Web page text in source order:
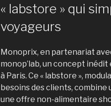
« labstore » qui
voyageurs
Monoprix, en partenariat
monop’lab, un concept
à Paris. Ce « labstore »,
besoins des clients,
une offre non-alimentaire